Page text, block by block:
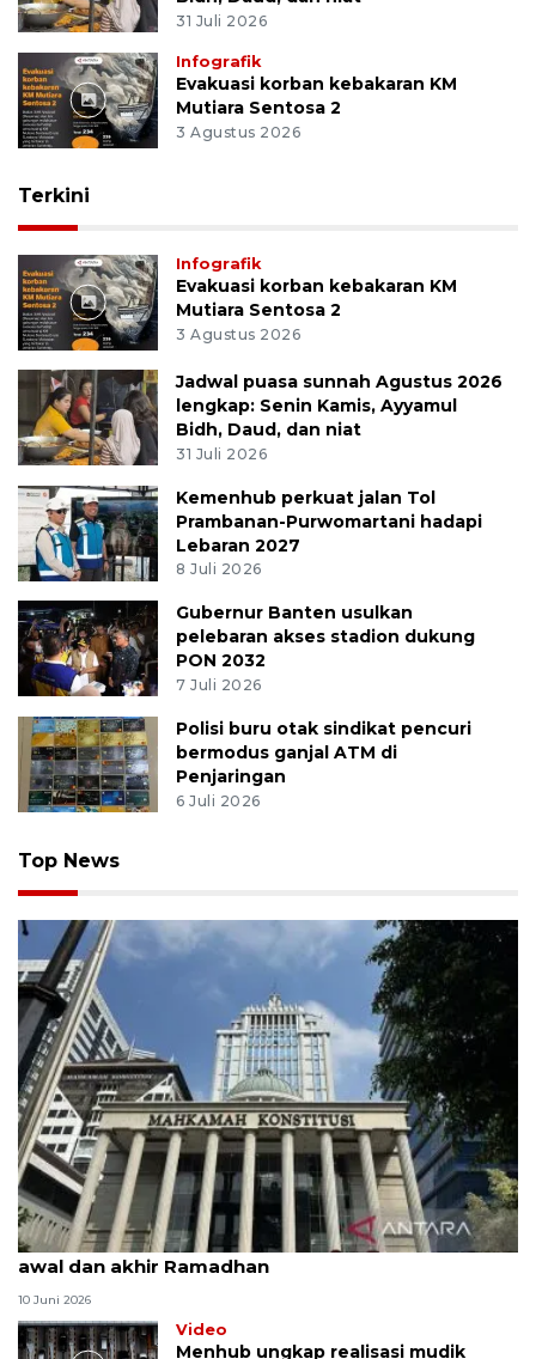
31 Juli 2026
Infografik
Evakuasi korban kebakaran KM
Mutiara Sentosa 2
3 Agustus 2026
Terkini
Infografik
Evakuasi korban kebakaran KM
Mutiara Sentosa 2
3 Agustus 2026
Jadwal puasa sunnah Agustus 2026
lengkap: Senin Kamis, Ayyamul
Bidh, Daud, dan niat
31 Juli 2026
Kemenhub perkuat jalan Tol
Prambanan-Purwomartani hadapi
Lebaran 2027
8 Juli 2026
Gubernur Banten usulkan
pelebaran akses stadion dukung
PON 2032
7 Juli 2026
Polisi buru otak sindikat pencuri
bermodus ganjal ATM di
Penjaringan
6 Juli 2026
Top News
MK uji materi UU Peradilan Agama perihal isbat
awal dan akhir Ramadhan
10 Juni 2026
Video
Menhub ungkap realisasi mudik